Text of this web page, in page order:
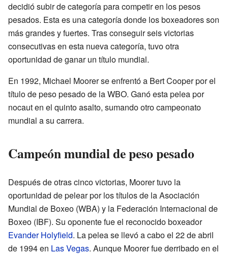
decidió subir de categoría para competir en los pesos
pesados. Esta es una categoría donde los boxeadores son
más grandes y fuertes. Tras conseguir seis victorias
consecutivas en esta nueva categoría, tuvo otra
oportunidad de ganar un título mundial.
En 1992, Michael Moorer se enfrentó a Bert Cooper por el
título de peso pesado de la WBO. Ganó esta pelea por
nocaut en el quinto asalto, sumando otro campeonato
mundial a su carrera.
Campeón mundial de peso pesado
Después de otras cinco victorias, Moorer tuvo la
oportunidad de pelear por los títulos de la Asociación
Mundial de Boxeo (WBA) y la Federación Internacional de
Boxeo (IBF). Su oponente fue el reconocido boxeador
Evander Holyfield. La pelea se llevó a cabo el 22 de abril
de 1994 en Las Vegas. Aunque Moorer fue derribado en el